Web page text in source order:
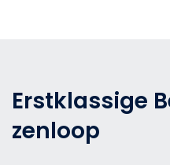
Erstklassige
zenloop